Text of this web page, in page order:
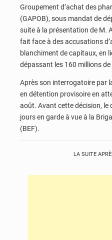
Groupement d’achat des
(GAPOB), sous mandat de
suite à la présentation de M.
fait face à des accusations
blanchiment de capitaux, en
dépassant les 160 millions de
Après son interrogatoire par
en détention provisoire en
août. Avant cette décision, le
jours en garde à vue à la
(BEF).
LA SUITE